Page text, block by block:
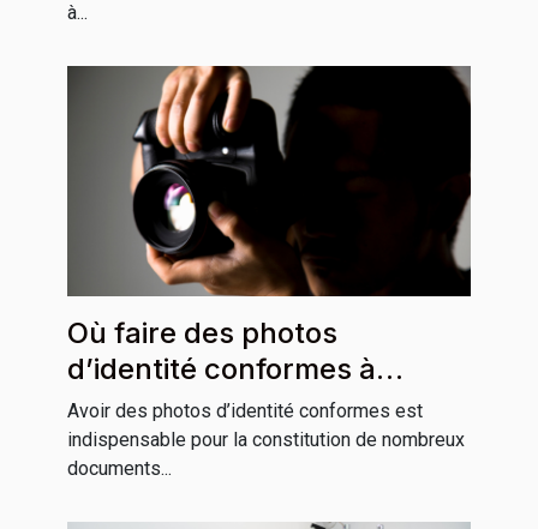
à...
Où faire des photos
d’identité conformes à
Grenoble ?
Avoir des photos d’identité conformes est
indispensable pour la constitution de nombreux
documents...